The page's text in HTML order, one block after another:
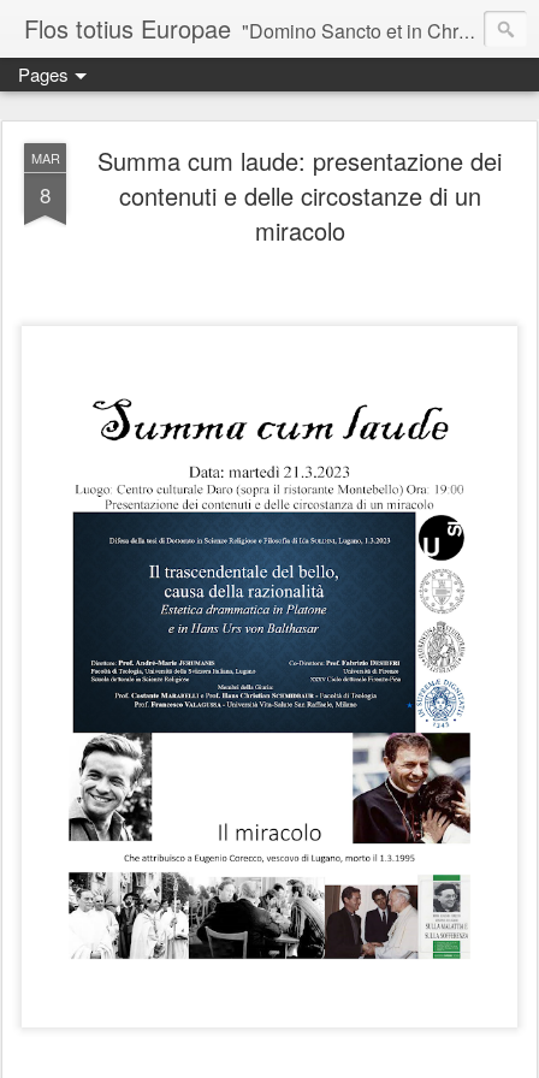
Flos totius Europae "Domino Sancto et in Christo Patri, Romanae pulcherrimo Ecclesiae Decori, totius Europae flaccentis augustissimo quasi cuidam Flori, egregio Speculatori, Theoria utpote divinae Castalitatis perito, ego, Bar-iona (vilis Columba), in Christo mitto Salutem." ~*~*~*~*~*~ Sancti Columbani, Epistula I ad Gregorium papae, AD 600
Pages
MAR
8
Summa cum laude: presentazione dei
contenuti e delle circostanze di un
miracolo